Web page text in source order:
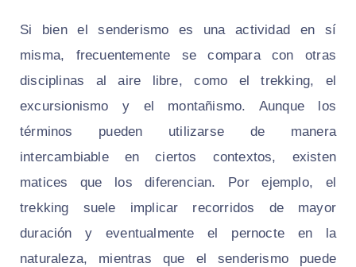
Si bien el senderismo es una actividad en sí
misma, frecuentemente se compara con otras
disciplinas al aire libre, como el trekking, el
excursionismo y el montañismo. Aunque los
términos pueden utilizarse de manera
intercambiable en ciertos contextos, existen
matices que los diferencian. Por ejemplo, el
trekking suele implicar recorridos de mayor
duración y eventualmente el pernocte en la
naturaleza, mientras que el senderismo puede